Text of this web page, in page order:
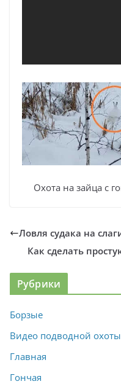
Охота на зайца с
Ловля судака на
Как сделать
Рубрики
Борзые
Видео подводной охоты
Главная
Гончая